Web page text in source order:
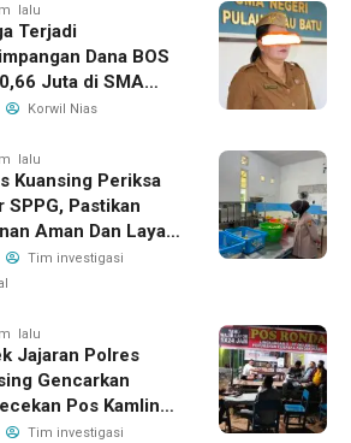
lalu
Terjadi
Dana BOS
Juta di SMA
1 Pulau-Pulau
Bernilai Besar Jadi
LSM GEMPUR
Laporan ke
Korwil Nias
lalu
Kuansing Periksa
SPPG, Pastikan
Aman Dan Layak
Tim investigasi
lalu
Jajaran Polres
Gencarkan
Pos Kamling,
Ajak Warga Aktif
Tim investigasi